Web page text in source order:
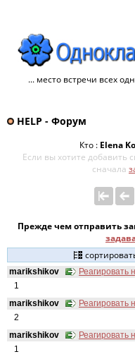
... место встречи всех
HELP - Форум
Кто : Elena
Если вы хотите добавить
сначала
Прежде чем отправить
marikshikov
Реагировать
1
marikshikov
Реагировать
2
marikshikov
Реагировать
1